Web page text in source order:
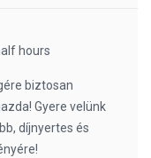
hours
biztosan
Gyere velünk
díjnyertes és